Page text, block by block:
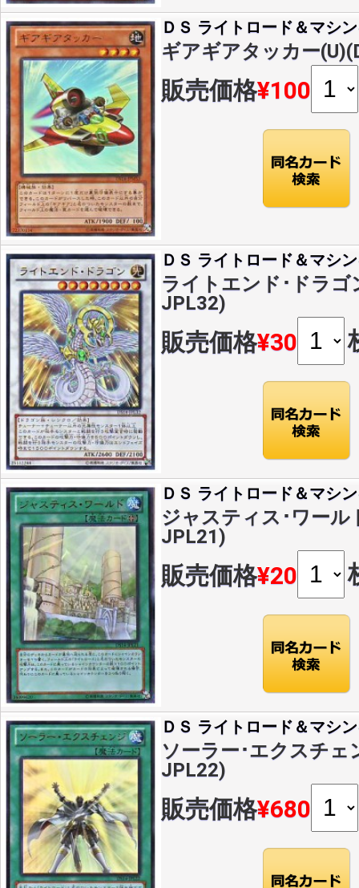
ＤＳ ライトロード＆マシ
ギアギアタッカー
販売価格¥100
ＤＳ ライトロード＆マシ
ライトエンド･ドラゴ
JPL32)
販売価格¥30
ＤＳ ライトロード＆マシ
ジャスティス･ワール
JPL21)
販売価格¥20
ＤＳ ライトロード＆マシ
ソーラー･エクスチェ
JPL22)
販売価格¥680